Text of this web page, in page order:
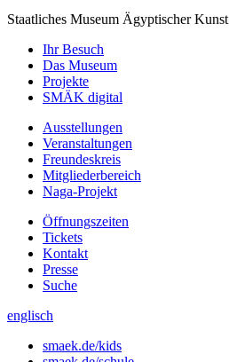
Staatliches Museum Ägyptischer Kunst
Ihr Besuch
Das Museum
Projekte
SMÄK digital
Ausstellungen
Veranstaltungen
Freundeskreis
Mitgliederbereich
Naga-Projekt
Öffnungszeiten
Tickets
Kontakt
Presse
Suche
englisch
smaek.de/kids